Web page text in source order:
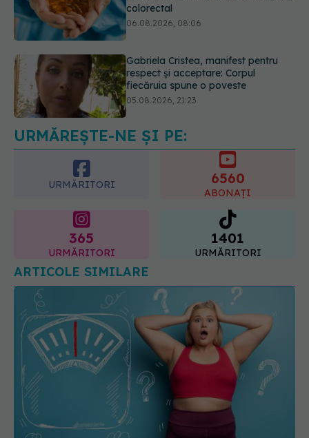
respect și acceptare: Corpul
fiecăruia spune o poveste
Medicii de la Fundeni demontează
unul dintre cele mai răspândite
mituri despre diabet
URMĂREȘTE-NE ȘI PE:
URMĂRITORI 6560
ABONAȚI
365
URMĂRITORI
1401
URMĂRITORI
ARTICOLE SIMILARE